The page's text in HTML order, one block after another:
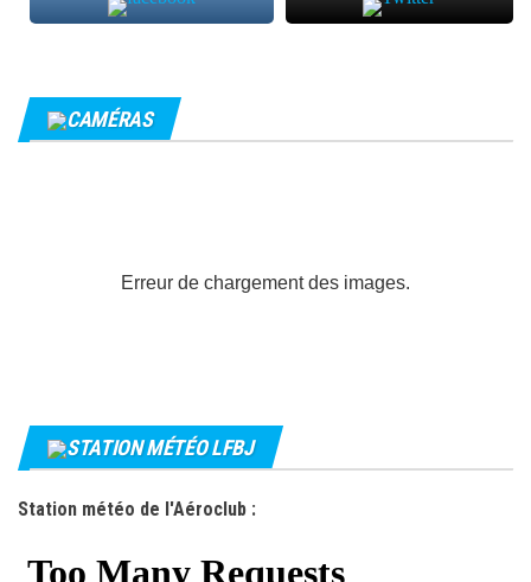
CAMÉRAS
Erreur de chargement des images.
STATION MÉTÉO LFBJ
Station météo de l'Aéroclub :